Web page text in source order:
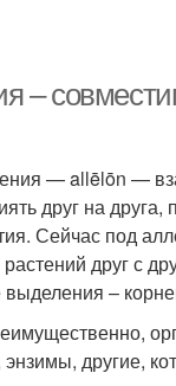
–
— allēlōn —
друг на друга,
Сейчас под
друг с
выделения –
другие,